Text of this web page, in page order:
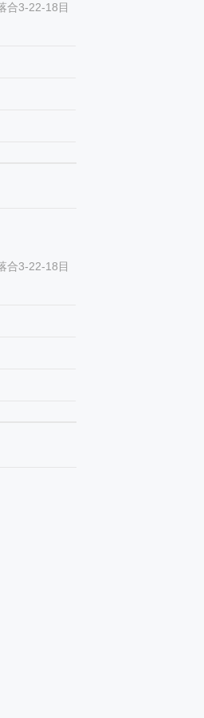
合3-22-18目
合3-22-18目